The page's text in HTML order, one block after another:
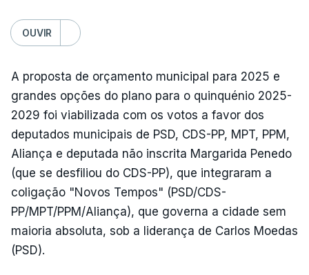
OUVIR
A proposta de orçamento municipal para 2025 e
grandes opções do plano para o quinquénio 2025-
2029 foi viabilizada com os votos a favor dos
deputados municipais de PSD, CDS-PP, MPT, PPM,
Aliança e deputada não inscrita Margarida Penedo
(que se desfiliou do CDS-PP), que integraram a
coligação "Novos Tempos" (PSD/CDS-
PP/MPT/PPM/Aliança), que governa a cidade sem
maioria absoluta, sob a liderança de Carlos Moedas
(PSD).